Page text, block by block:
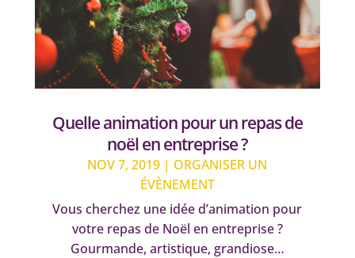
Quelle animation pour un repas de
noël en entreprise ?
NOV 7, 2019 | ORGANISER UN
ÉVÈNEMENT
Vous cherchez une idée d’animation pour
votre repas de Noël en entreprise ?
Gourmande, artistique, grandiose…